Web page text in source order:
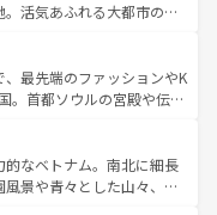
べてがハワイの魅力を彩
報
しい。
カフェやワイン、オージ
おり、サーフィンやダイ
ドア好きにはたまらな
を存分に味わいつくそ
活気あふれる大都市の台
湾東部など、都市の喧騒
訪れる人に新しい発見と
奥深い台湾の食文化も魅
、バラエティ豊かな料理
湾情報は コンテンツ一覧を参
最先端のファッションやK
。首都ソウルの宮殿や伝統
の自然美を楽しむことが
絶品のストリートフード
ている。夜には、韓国な
なベトナム。南北に細長
景や青々とした山々、世